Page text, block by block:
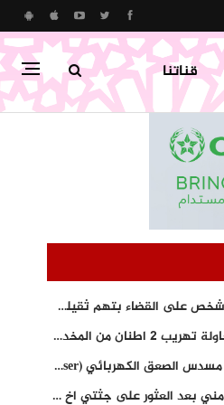
قناتنا
احالة 25 شخص على القضاء بتهم ثقيلة على خلفية احداث المناطق الشمالية
احباط محاولة تهريب 2 اطنان من المخدرات بتارودانت
استعمال مسدس الصعق الكهربائي (Taser) من اجل تحرير شابة محتجزة
استنفار امني بعد العثور على جثتي اخ و ابن صاحب مطعم اسماك مشهور بطنجة